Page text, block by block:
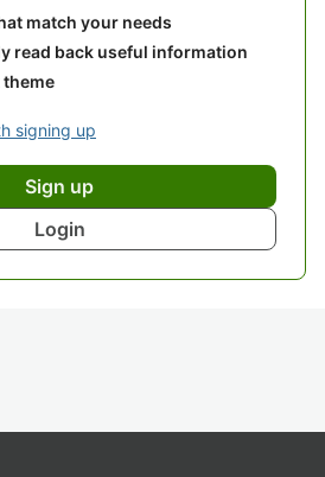
match your needs
read back useful information
theme
signing up
Sign up
Login